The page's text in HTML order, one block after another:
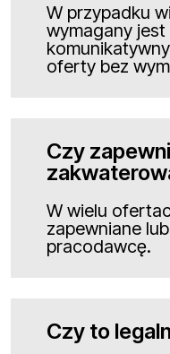
W przypadku
wymagany
oferty bez
Czy
W wielu
zapewniane
pracodawcę.
Czy to